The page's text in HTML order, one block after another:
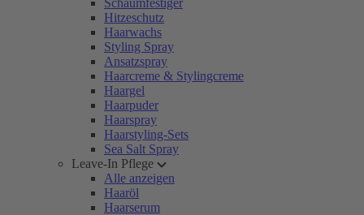
Schaumfestiger
Hitzeschutz
Haarwachs
Styling Spray
Ansatzspray
Haarcreme & Stylingcreme
Haargel
Haarpuder
Haarspray
Haarstyling-Sets
Sea Salt Spray
Leave-In Pflege
Alle anzeigen
Haaröl
Haarserum